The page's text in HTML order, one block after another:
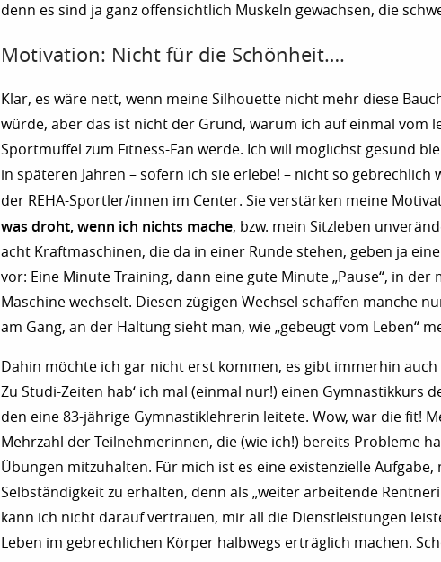
denn es sind ja ganz offensichtlich Muskeln gewachsen, die
Motivation: Nicht für die Schönheit….
Klar, es wäre nett, wenn meine Silhouette nicht mehr diese
würde, aber das ist nicht der Grund, warum ich auf einmal vom
Sportmuffel zum Fitness-Fan werde. Ich will möglichst gesund
in späteren Jahren – sofern ich sie erlebe! – nicht so gebrechlich
der REHA-Sportler/innen im Center. Sie verstärken meine
was droht, wenn ich nichts mache, bzw. mein Sitzleben
acht Kraftmaschinen, die da in einer Runde stehen, geben ja
vor: Eine Minute Training, dann eine gute Minute „Pause“, in der
Maschine wechselt. Diesen zügigen Wechsel schaffen manche
am Gang, an der Haltung sieht man, wie „gebeugt vom Leben“
Dahin möchte ich gar nicht erst kommen, es gibt immerhin
Zu Studi-Zeiten hab‘ ich mal (einmal nur!) einen Gymnastikkurs
den eine 83-jährige Gymnastiklehrerin leitete. Wow, war die fit!
Mehrzahl der Teilnehmerinnen, die (wie ich!) bereits Probleme
Übungen mitzuhalten. Für mich ist es eine existenzielle Aufgabe,
Selbständigkeit zu erhalten, denn als „weiter arbeitende
kann ich nicht darauf vertrauen, mir all die Dienstleistungen
Leben im gebrechlichen Körper halbwegs erträglich machen.